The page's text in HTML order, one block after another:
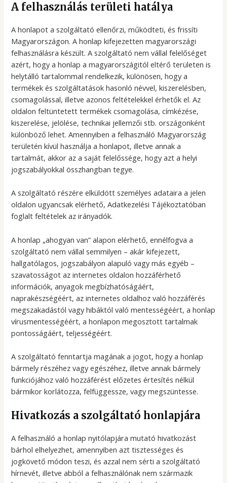
A felhasználás területi hatálya
A honlapot a szolgáltató ellenőrzi, működteti, és frissíti
Magyarországon. A honlap kifejezetten magyarországi
felhasználásra készült. A szolgáltató nem vállal felelőséget
azért, hogy a honlap a magyarországitól eltérő területen is
helytálló tartalommal rendelkezik, különösen, hogy a
termékek és szolgáltatások hasonló névvel, kiszerelésben,
csomagolással, illetve azonos feltételekkel érhetők el. Az
oldalon feltüntetett termékek csomagolása, címkézése,
kiszerelése, jelölése, technikai jellemzői stb. országonként
különböző lehet. Amennyiben a felhasználó Magyarország
területén kívül használja a honlapot, illetve annak a
tartalmát, akkor az a saját felelőssége, hogy azt a helyi
jogszabályokkal összhangban tegye.
A szolgáltató részére elküldött személyes adataira a jelen
oldalon ugyancsak elérhető, Adatkezelési Tájékoztatóban
foglalt feltételek az irányadók.
A honlap „ahogyan van” alapon elérhető, ennélfogva a
szolgáltató nem vállal semmilyen – akár kifejezett,
hallgatólagos, jogszabályon alapuló vagy más egyéb –
szavatosságot az internetes oldalon hozzáférhető
információk, anyagok megbízhatóságáért,
naprakészségéért, az internetes oldalhoz való hozzáférés
megszakadástól vagy hibáktól való mentességéért, a honlap
vírusmentességéért, a honlapon megosztott tartalmak
pontosságáért, teljességéért.
A szolgáltató fenntartja magának a jogot, hogy a honlap
bármely részéhez vagy egészéhez, illetve annak bármely
funkciójához való hozzáférést előzetes értesítés nélkül
bármikor korlátozza, felfüggessze, vagy megszüntesse.
Hivatkozás a szolgáltató honlapjára
A felhasználó a honlap nyitólapjára mutató hivatkozást
bárhol elhelyezhet, amennyiben azt tisztességes és
jogkövető módon teszi, és azzal nem sérti a szolgáltató
hírnevét, illetve abból a felhasználónak nem származik